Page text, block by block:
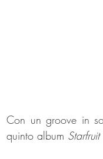
Con un groove in
quinto album Starfruit